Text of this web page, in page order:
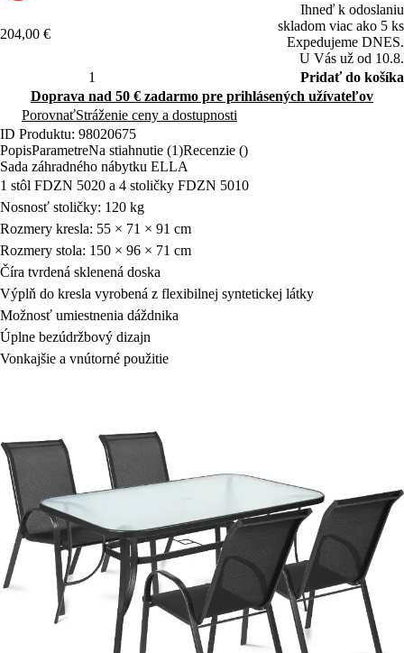
204,00 €
Ihneď k odoslaniu
skladom viac ako 5 ks
Expedujeme DNES.
U Vás už od 10.8.
Pridať do košíka
Doprava nad 50 € zadarmo pre prihlásených užívateľov
PorovnaťStráženie ceny a dostupnosti
ID Produktu: 98020675
PopisParametreNa stiahnutie (1)Recenzie ()
Sada záhradného nábytku ELLA
1 stôl FDZN 5020 a 4 stoličky FDZN 5010
Nosnosť stoličky: 120 kg
Rozmery kresla: 55 × 71 × 91 cm
Rozmery stola: 150 × 96 × 71 cm
Číra tvrdená sklenená doska
Výplň do kresla vyrobená z flexibilnej syntetickej látky
Možnosť umiestnenia dáždnika
Úplne bezúdržbový dizajn
Vonkajšie a vnútorné použitie